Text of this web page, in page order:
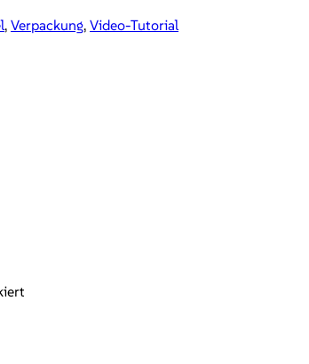
, Verpackung, Video-Tutorial